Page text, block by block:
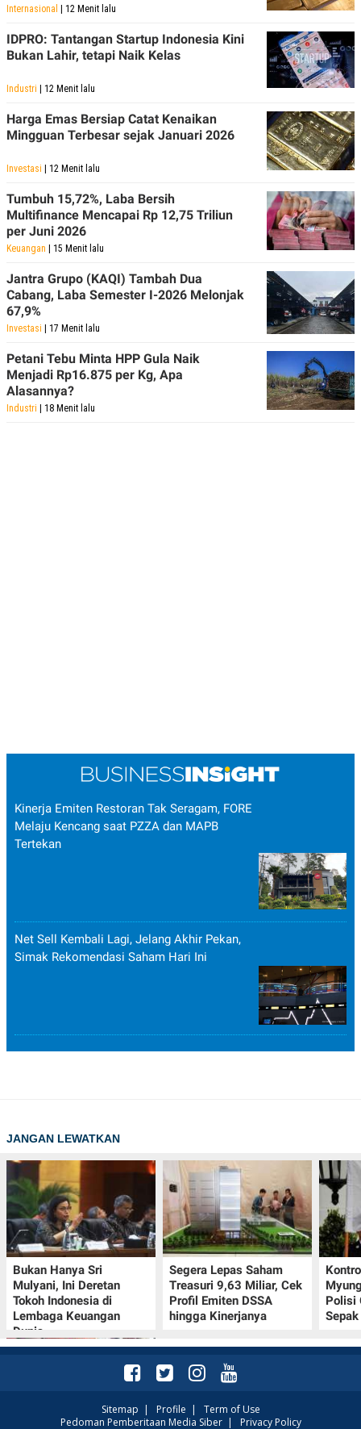
Internasional | 12 Menit lalu
IDPRO: Tantangan Startup Indonesia Kini
Bukan Lahir, tetapi Naik Kelas
Industri | 12 Menit lalu
Harga Emas Bersiap Catat Kenaikan
Mingguan Terbesar sejak Januari 2026
Investasi | 12 Menit lalu
Tumbuh 15,72%, Laba Bersih
Multifinance Mencapai Rp 12,75 Triliun
per Juni 2026
Keuangan | 15 Menit lalu
Jantra Grupo (KAQI) Tambah Dua
Cabang, Laba Semester I-2026 Melonjak
67,9%
Investasi | 17 Menit lalu
Petani Tebu Minta HPP Gula Naik
Menjadi Rp16.875 per Kg, Apa
Alasannya?
Industri | 18 Menit lalu
Kinerja Emiten Restoran Tak Seragam, FORE
Melaju Kencang saat PZZA dan MAPB
Tertekan
Net Sell Kembali Lagi, Jelang Akhir Pekan,
Simak Rekomendasi Saham Hari Ini
JANGAN LEWATKAN
Bukan Hanya Sri
Mulyani, Ini Deretan
Tokoh Indonesia di
Lembaga Keuangan
Dunia
Segera Lepas Saham
Treasuri 9,63 Miliar, Cek
Profil Emiten DSSA
hingga Kinerjanya
Polisi
Sitemap | Profile | Term of Use
Pedoman Pemberitaan Media Siber| Privacy Policy